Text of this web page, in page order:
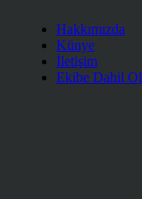
Hakkımızda
Künye
İletişim
Ekibe Dahil Ol